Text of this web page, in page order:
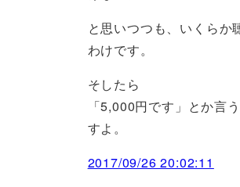
と思いつつも、いくらか
わけです。
そしたら
「5,000円です」とか言
すよ。
2017/09/26 20:02:11